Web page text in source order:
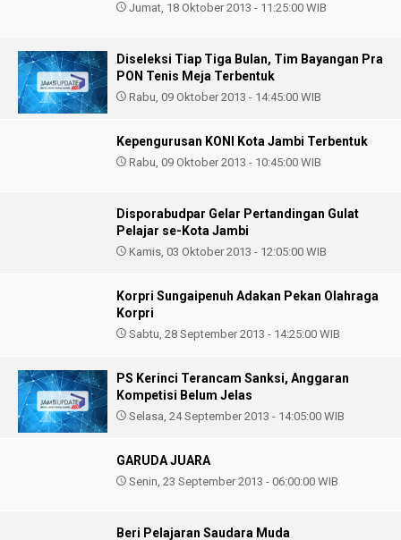
Jumat, 18 Oktober 2013 - 11:25:00 WIB
Diseleksi Tiap Tiga Bulan, Tim Bayangan Pra
PON Tenis Meja Terbentuk
Rabu, 09 Oktober 2013 - 14:45:00 WIB
Kepengurusan KONI Kota Jambi Terbentuk
Rabu, 09 Oktober 2013 - 10:45:00 WIB
Disporabudpar Gelar Pertandingan Gulat
Pelajar se-Kota Jambi
Kamis, 03 Oktober 2013 - 12:05:00 WIB
Korpri Sungaipenuh Adakan Pekan Olahraga
Korpri
Sabtu, 28 September 2013 - 14:25:00 WIB
PS Kerinci Terancam Sanksi, Anggaran
Kompetisi Belum Jelas
Selasa, 24 September 2013 - 14:05:00 WIB
GARUDA JUARA
Senin, 23 September 2013 - 06:00:00 WIB
Beri Pelajaran Saudara Muda